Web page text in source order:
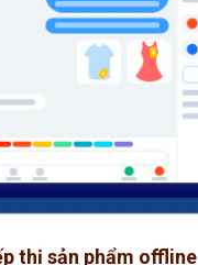
thị sản phẩm offline